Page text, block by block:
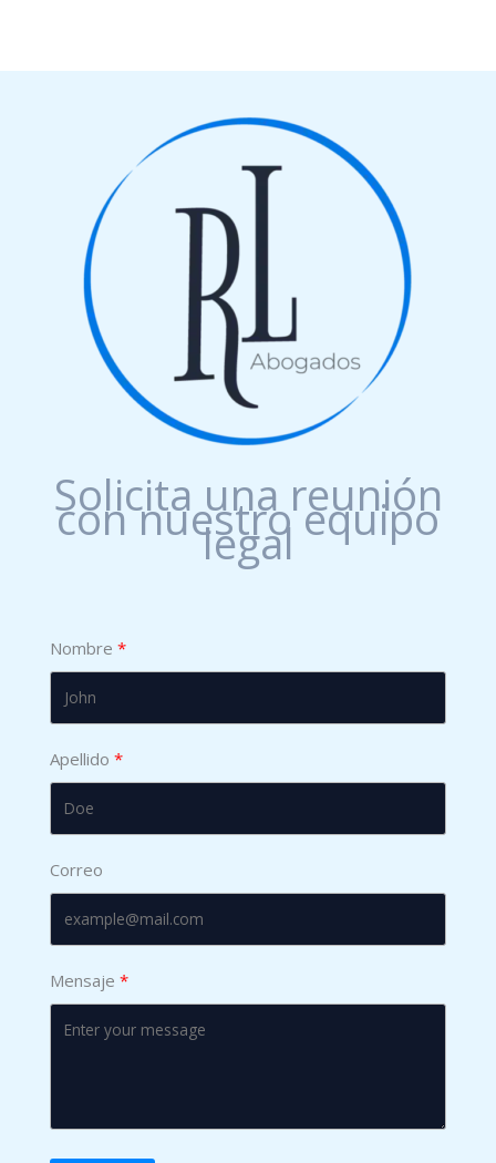
Solicita una reunión
con nuestro equipo
legal
Nombre
Apellido
Correo
Mensaje